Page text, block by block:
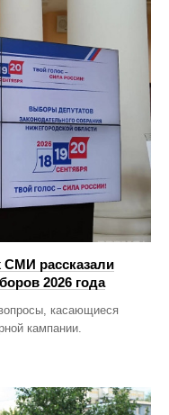
СМИ рассказали
2026 года
касающиеся
кампании.